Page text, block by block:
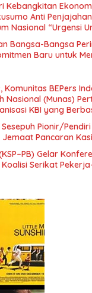
Kebangkitan
Anti
Nasional “Urgensi
Sosial dalam
Bangsa-Bangsa
Baru untuk
BEPers
Nasional (Munas)
KBI yang
Pionir/
Pancaran
Gelar
Serikat